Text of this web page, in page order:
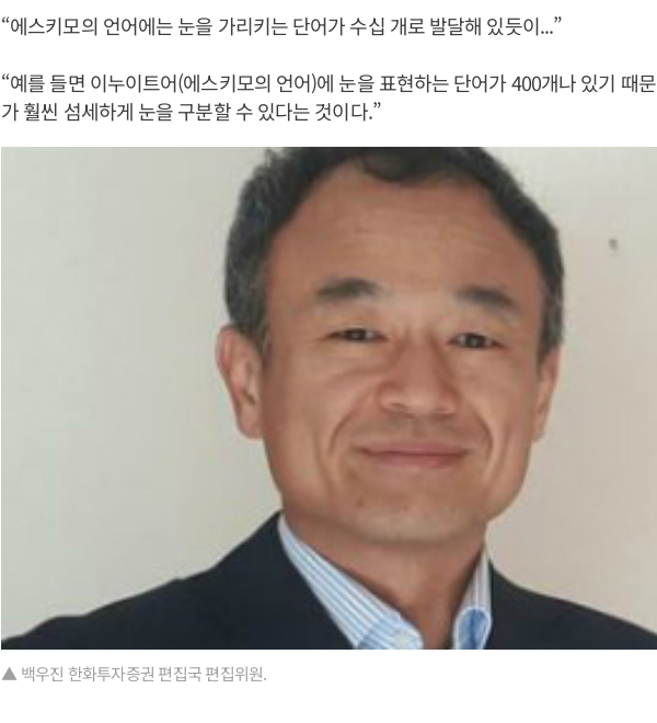
“에스키모의 언어에는 눈을 가리키는 단어가 수십 개로 발달해 있듯이...”
“예를 들면 이누이트어(에스키모의 언어)에 눈을 표현하는 단어가 400개나 있기 때
가 훨씬 섬세하게 눈을 구분할 수 있다는 것이다.”
▲ 백우진 한화투자증권 편집국 편집위원.